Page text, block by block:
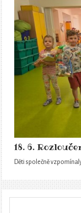
18. 6.
Děti společně